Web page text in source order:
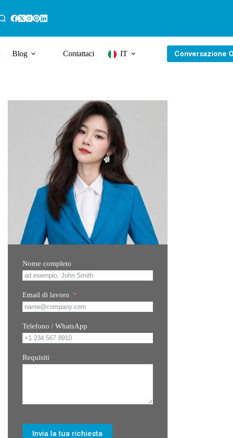
Blog Contattaci IT Conversazione
Nome completo
Email di lavoro
Telefono / WhatsApp
Requisiti
Invia la tua richiesta